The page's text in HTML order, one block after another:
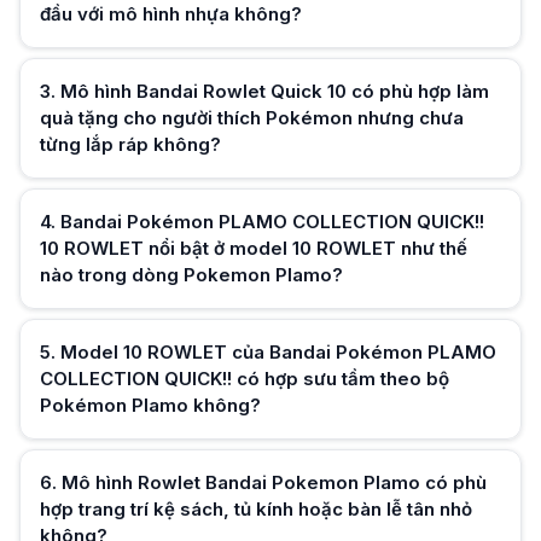
Bandai Pokémon PLAMO COLLECTION QUICK!! 10 ROWLET có hợp
Bandai Pokémon PLAMO COLLECTION QUICK!! 10 ROWLET hợp
đầu với mô hình nhựa không?
3. Mô hình Bandai Rowlet Quick 10 có phù hợp làm
quà tặng cho người thích Pokémon nhưng chưa
từng lắp ráp không?
4. Bandai Pokémon PLAMO COLLECTION QUICK!!
10 ROWLET nổi bật ở model 10 ROWLET như thế
nào trong dòng Pokemon Plamo?
5. Model 10 ROWLET của Bandai Pokémon PLAMO
COLLECTION QUICK!! có hợp sưu tầm theo bộ
Pokémon Plamo không?
6. Mô hình Rowlet Bandai Pokemon Plamo có phù
hợp trang trí kệ sách, tủ kính hoặc bàn lễ tân nhỏ
không?